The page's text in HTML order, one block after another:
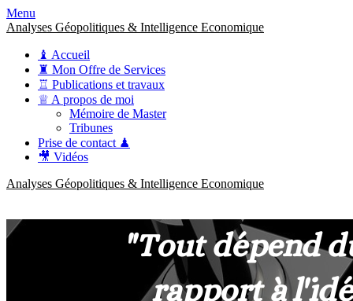
Menu
Analyses Géopolitiques & Intelligence Economique
♝ Accueil
♜ Mon Offre de Services
♖ Publications et travaux
♕ A propos de moi
Mémoire de Master
Tribunes
Prise de contact ♟
🎥 Vidéos
Analyses Géopolitiques & Intelligence Economique